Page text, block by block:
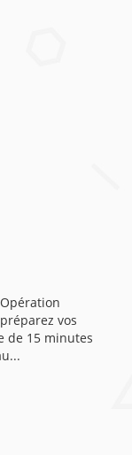
vos
de 15 minutes